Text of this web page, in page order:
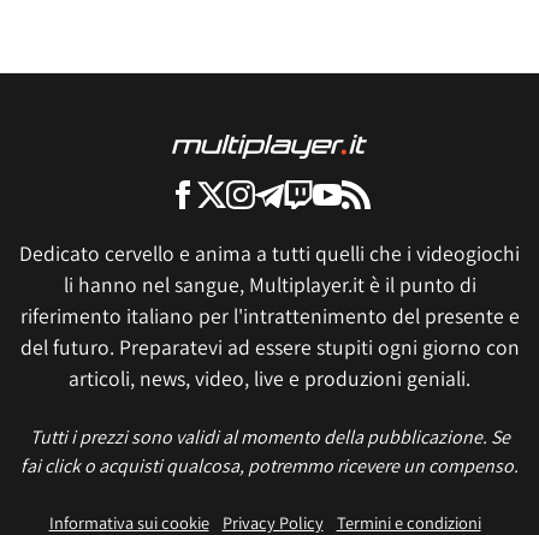
Dedicato cervello e anima a tutti quelli che i videogiochi
li hanno nel sangue, Multiplayer.it è il punto di
riferimento italiano per l'intrattenimento del presente e
del futuro. Preparatevi ad essere stupiti ogni giorno con
articoli, news, video, live e produzioni geniali.
Tutti i prezzi sono validi al momento della pubblicazione. Se
fai click o acquisti qualcosa, potremmo ricevere un compenso.
Informativa sui cookie Privacy Policy
Termini e condizioni